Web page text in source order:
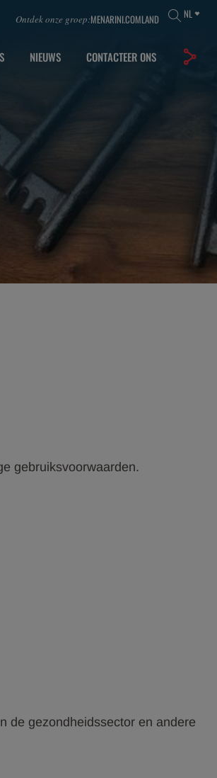
Ontdek onze groep:MENARINI.COMLAND NL
NIEUWS CONTACTEER ONS
gebruiksvoorwaarden.
de gezondheidssector en andere